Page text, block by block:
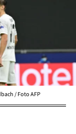
/ Foto AFP